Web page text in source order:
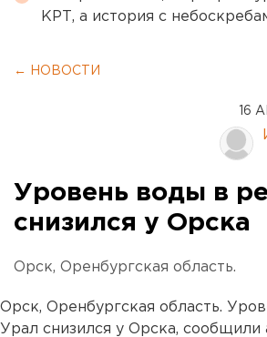
КРТ, а история с
← НОВОСТИ
16
Уровень воды в
снизился у Орска
Орск, Оренбургская область.
Орск, Оренбургская область.
Урал снизился у Орска, сообщили